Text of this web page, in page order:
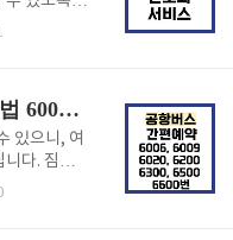
권자도 포
는 점, 꼭
자료를 손
이제 연말
지 알아보
택스 홈페
증(카카
화 자료 조
공항버스 리무진 간편 예약 방법 6006, 6009, 6020, 6200, 6300, 6500, 6600번
있으니, 여
니다. 짐이
특히 유용